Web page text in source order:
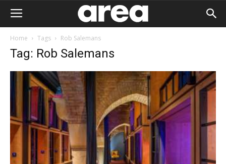
Home Tags Rob Salemans
Tag: Rob Salemans